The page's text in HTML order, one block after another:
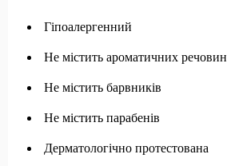
Гіпоалергенний
Не містить ароматичних речовин
Не містить барвників
Не містить парабенів
Дерматологічно протестована